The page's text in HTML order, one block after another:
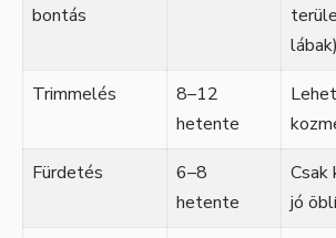
bontás
Trimmelés
8–12
hetente
Fürdetés
6–8
hetente
Csak
jó